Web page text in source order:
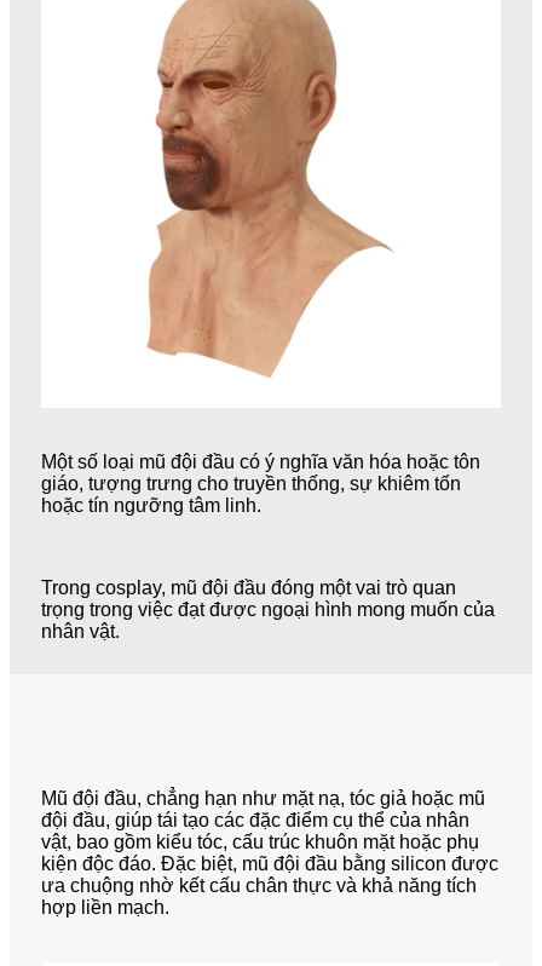
Một số loại mũ đội đầu có ý nghĩa văn hóa hoặc tôn
giáo, tượng trưng cho truyền thống, sự khiêm tốn
hoặc tín ngưỡng tâm linh.
Trong cosplay, mũ đội đầu đóng một vai trò quan
trọng trong việc đạt được ngoại hình mong muốn của
nhân vật.
Mũ đội đầu, chẳng hạn như mặt nạ, tóc giả hoặc mũ
đội đầu, giúp tái tạo các đặc điểm cụ thể của nhân
vật, bao gồm kiểu tóc, cấu trúc khuôn mặt hoặc phụ
kiện độc đáo. Đặc biệt, mũ đội đầu bằng silicon được
ưa chuộng nhờ kết cấu chân thực và khả năng tích
hợp liền mạch.